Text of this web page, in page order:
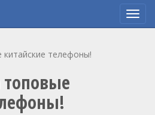
китайские телефоны!
топовые